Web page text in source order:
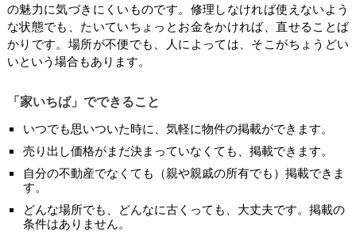
の魅力に気づきにくいものです。修理しなければ使えないよう
な状態でも、たいていちょっとお金をかければ、直せることば
かりです。場所が不便でも、人によっては、そこがちょうどい
いという場合もあります。
「家いちば」でできること
いつでも思いついた時に、気軽に物件の掲載ができます。
売り出し価格がまだ決まっていなくても、掲載できます。
自分の不動産でなくても（親や親戚の所有でも）掲載できま
す。
どんな場所でも、どんなに古くっても、大丈夫です。掲載の
条件はありません。